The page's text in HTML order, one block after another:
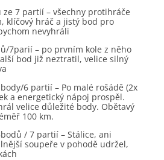
ze 7 partií – všechny protihráče
klíčový hráč a jistý bod pro
nevyhráli
7parií – po prvním kole z něho
bod již neztratil, velice silný
6 partií – Po malé rošádě (2x
a energetický nápoj prospěl.
velice důležité body. Obětavý
100 km.
/ 7 partií – Stálice, ani
soupeře v pohodě udržel,